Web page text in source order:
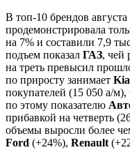
В топ-10 брендов
продемонстрировала
на 7% и составили 7,9
подъем показал ГАЗ, чей
на треть превысил
по приросту занимает Kia
покупателей (15 050 а/
по этому показателю
прибавкой на четверть
объемы выросли более
Ford (+24%), Renault